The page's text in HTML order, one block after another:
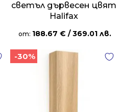
светъл дървесен цвят
Halifax
от: 188.67 € / 369.01 лв.
-30%